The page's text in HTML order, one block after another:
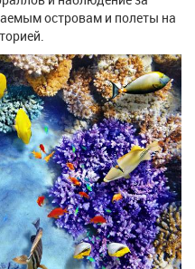
островам и полеты на